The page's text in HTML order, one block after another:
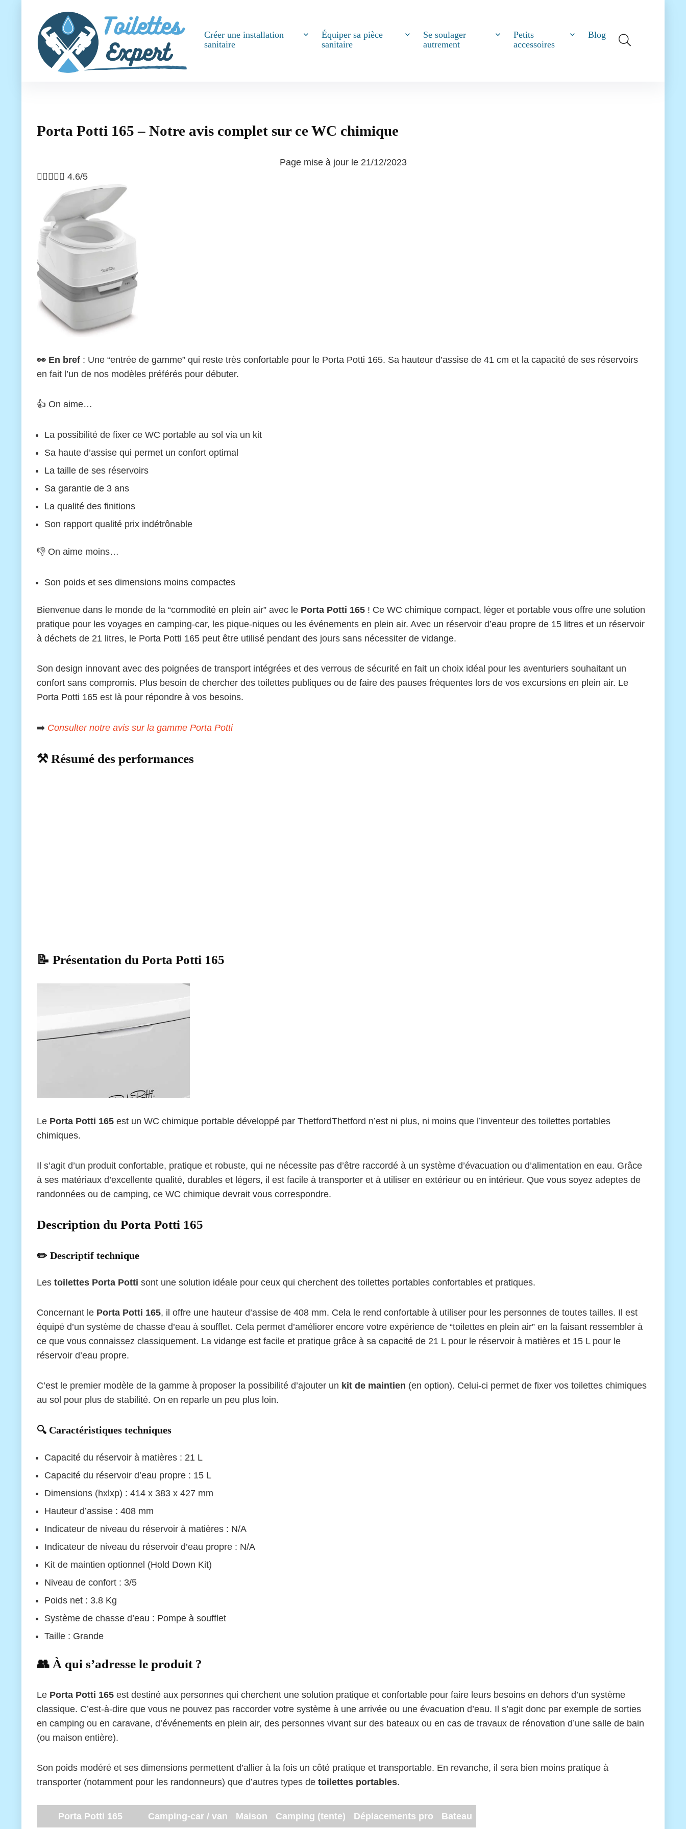
Créer une installation
sanitaire
Équiper sa pièce
sanitaire
Se soulager
autrement
Petits
accessoires
Blog
Porta Potti 165 – Notre avis complet sur ce WC chimique
Page mise à jour le 21/12/2023
 4.6/5
👀 En bref : Une “entrée de gamme” qui reste très confortable pour le Porta Potti 165. Sa hauteur d’assise de 41 cm et la capacité de ses réservoirs
en fait l’un de nos modèles préférés pour débuter.
👍 On aime…
La possibilité de fixer ce WC portable au sol via un kit
Sa haute d’assise qui permet un confort optimal
La taille de ses réservoirs
Sa garantie de 3 ans
La qualité des finitions
Son rapport qualité prix indétrônable
👎 On aime moins…
Son poids et ses dimensions moins compactes
Bienvenue dans le monde de la “commodité en plein air” avec le Porta Potti 165 ! Ce WC chimique compact, léger et portable vous offre une solution
pratique pour les voyages en camping-car, les pique-niques ou les événements en plein air. Avec un réservoir d’eau propre de 15 litres et un réservoir
à déchets de 21 litres, le Porta Potti 165 peut être utilisé pendant des jours sans nécessiter de vidange.
Son design innovant avec des poignées de transport intégrées et des verrous de sécurité en fait un choix idéal pour les aventuriers souhaitant un
confort sans compromis. Plus besoin de chercher des toilettes publiques ou de faire des pauses fréquentes lors de vos excursions en plein air. Le
Porta Potti 165 est là pour répondre à vos besoins.
➡️ Consulter notre avis sur la gamme Porta Potti
⚒️ Résumé des performances
📝 Présentation du Porta Potti 165
Le Porta Potti 165 est un WC chimique portable développé par ThetfordThetford n’est ni plus, ni moins que l’inventeur des toilettes portables
chimiques.
Il s’agit d’un produit confortable, pratique et robuste, qui ne nécessite pas d’être raccordé à un système d’évacuation ou d’alimentation en eau. Grâce
à ses matériaux d’excellente qualité, durables et légers, il est facile à transporter et à utiliser en extérieur ou en intérieur. Que vous soyez adeptes de
randonnées ou de camping, ce WC chimique devrait vous correspondre.
Description du Porta Potti 165
✏️ Descriptif technique
Les toilettes Porta Potti sont une solution idéale pour ceux qui cherchent des toilettes portables confortables et pratiques.
Concernant le Porta Potti 165, il offre une hauteur d’assise de 408 mm. Cela le rend confortable à utiliser pour les personnes de toutes tailles. Il est
équipé d’un système de chasse d’eau à soufflet. Cela permet d’améliorer encore votre expérience de “toilettes en plein air” en la faisant ressembler à
ce que vous connaissez classiquement. La vidange est facile et pratique grâce à sa capacité de 21 L pour le réservoir à matières et 15 L pour le
réservoir d’eau propre.
C’est le premier modèle de la gamme à proposer la possibilité d’ajouter un kit de maintien (en option). Celui-ci permet de fixer vos toilettes chimiques
au sol pour plus de stabilité. On en reparle un peu plus loin.
🔍 Caractéristiques techniques
Capacité du réservoir à matières : 21 L
Capacité du réservoir d’eau propre : 15 L
Dimensions (hxlxp) : 414 x 383 x 427 mm
Hauteur d’assise : 408 mm
Indicateur de niveau du réservoir à matières : N/A
Indicateur de niveau du réservoir d’eau propre : N/A
Kit de maintien optionnel (Hold Down Kit)
Niveau de confort : 3/5
Poids net : 3.8 Kg
Système de chasse d’eau : Pompe à soufflet
Taille : Grande
👥 À qui s’adresse le produit ?
Le Porta Potti 165 est destiné aux personnes qui cherchent une solution pratique et confortable pour faire leurs besoins en dehors d’un système
classique. C’est-à-dire que vous ne pouvez pas raccorder votre système à une arrivée ou une évacuation d’eau. Il s’agit donc par exemple de sorties
en camping ou en caravane, d’événements en plein air, des personnes vivant sur des bateaux ou en cas de travaux de rénovation d’une salle de bain
(ou maison entière).
Son poids modéré et ses dimensions permettent d’allier à la fois un côté pratique et transportable. En revanche, il sera bien moins pratique à
transporter (notamment pour les randonneurs) que d’autres types de toilettes portables.
Porta Potti 165 Camping-car / van Maison Camping (tente) Déplacements pro Bateau